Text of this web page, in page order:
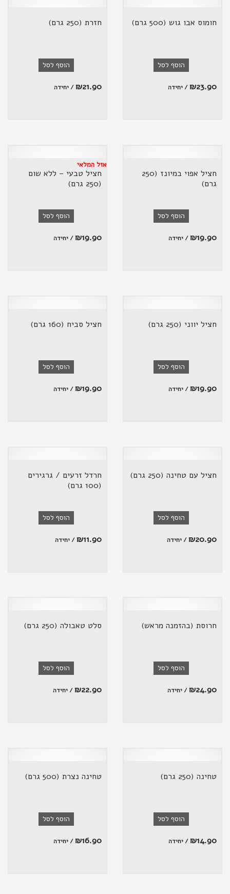
חומוס אבו גוש (500 גרם)
הוסף לסל
₪23.90 / יחידה
חזרת (250 גרם)
הוסף לסל
₪21.90 / יחידה
חציל אפוי במיונז (250
גרם)
הוסף לסל
₪19.90 / יחידה
חציל טבעי – ללא שום
(250 גרם)
אזל המלאי
הוסף לסל
₪19.90 / יחידה
חציל יווני (250 גרם)
הוסף לסל
₪19.90 / יחידה
חציל סביח (160 גרם)
הוסף לסל
₪19.90 / יחידה
חציל עם טחינה (250 גרם)
הוסף לסל
₪20.90 / יחידה
חרדל זרעים / גרגירים
(100 גרם)
הוסף לסל
₪11.90 / יחידה
חרוסת (בהזמנה מראש)
הוסף לסל
₪24.90 / יחידה
סלט טאבולה (250 גרם)
הוסף לסל
₪22.90 / יחידה
טחינה (250 גרם)
הוסף לסל
₪14.90 / יחידה
טחינה נצרת (500 גרם)
הוסף לסל
₪16.90 / יחידה